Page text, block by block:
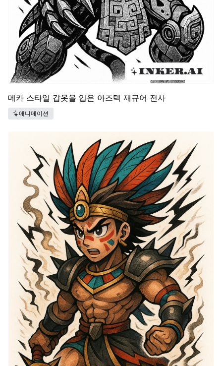
메카 스타일 갑옷을 입은 아즈텍 재규어 전사
애니메이션